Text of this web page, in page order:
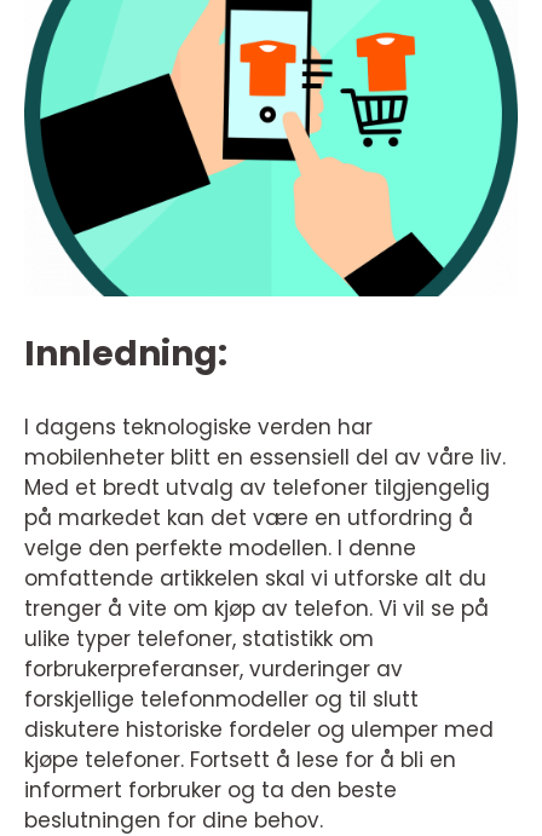
Innledning:
I dagens teknologiske verden har
mobilenheter blitt en essensiell del av våre liv.
Med et bredt utvalg av telefoner tilgjengelig
på markedet kan det være en utfordring å
velge den perfekte modellen. I denne
omfattende artikkelen skal vi utforske alt du
trenger å vite om kjøp av telefon. Vi vil se på
ulike typer telefoner, statistikk om
forbrukerpreferanser, vurderinger av
forskjellige telefonmodeller og til slutt
diskutere historiske fordeler og ulemper med
kjøpe telefoner. Fortsett å lese for å bli en
informert forbruker og ta den beste
beslutningen for dine behov.